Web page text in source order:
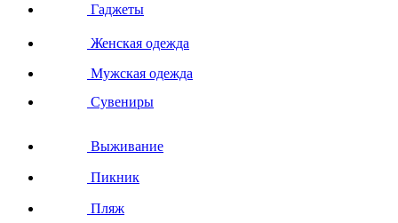
Гаджеты
Женская одежда
Мужская одежда
Сувениры
Выживание
Пикник
Пляж